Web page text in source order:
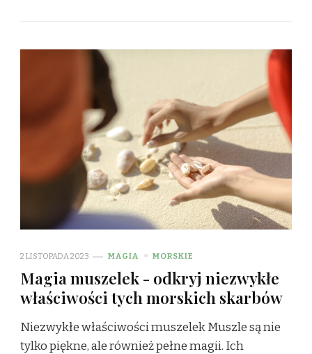
2 LISTOPADA 2023 MAGIA MORSKIE
Magia muszelek - odkryj niezwykłe
właściwości tych morskich skarbów
Niezwykłe właściwości muszelek Muszle są nie
tylko piękne, ale również pełne magii. Ich